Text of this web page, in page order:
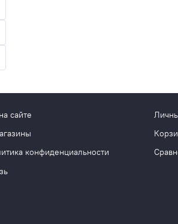
сайте
конфиденциальности